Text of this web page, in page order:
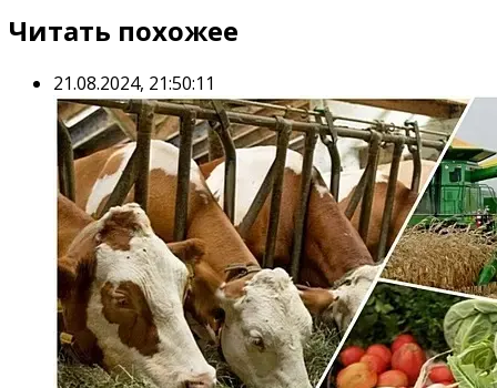
Читать похожее
21.08.2024, 21:50:11